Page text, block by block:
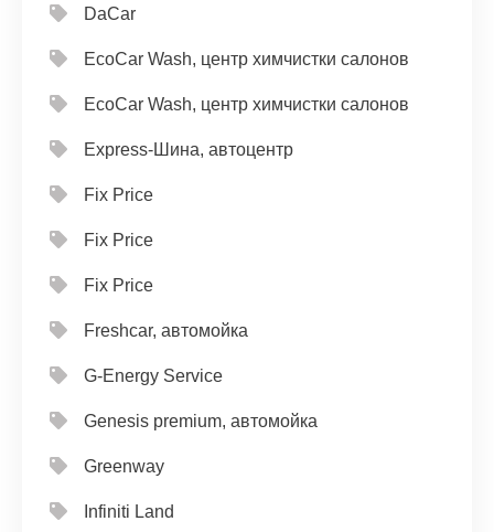
DaCar
EcoCar Wash, центр химчистки салонов
EcoCar Wash, центр химчистки салонов
Express-Шина, автоцентр
Fix Price
Fix Price
Fix Price
Freshcar, автомойка
G-Energy Service
Genesis premium, автомойка
Greenway
Infiniti Land